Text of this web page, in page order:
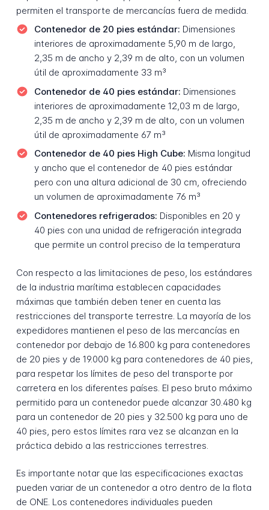
permiten el transporte de mercancías fuera de medida.
Contenedor de 20 pies estándar: Dimensiones
interiores de aproximadamente 5,90 m de largo,
2,35 m de ancho y 2,39 m de alto, con un volumen
útil de aproximadamente 33 m³
Contenedor de 40 pies estándar: Dimensiones
interiores de aproximadamente 12,03 m de largo,
2,35 m de ancho y 2,39 m de alto, con un volumen
útil de aproximadamente 67 m³
Contenedor de 40 pies High Cube: Misma longitud
y ancho que el contenedor de 40 pies estándar
pero con una altura adicional de 30 cm, ofreciendo
un volumen de aproximadamente 76 m³
Contenedores refrigerados: Disponibles en 20 y
40 pies con una unidad de refrigeración integrada
que permite un control preciso de la temperatura
Con respecto a las limitaciones de peso, los estándares
de la industria marítima establecen capacidades
máximas que también deben tener en cuenta las
restricciones del transporte terrestre. La mayoría de los
expedidores mantienen el peso de las mercancías en
contenedor por debajo de 16.800 kg para contenedores
de 20 pies y de 19.000 kg para contenedores de 40 pies,
para respetar los límites de peso del transporte por
carretera en los diferentes países. El peso bruto máximo
permitido para un contenedor puede alcanzar 30.480 kg
para un contenedor de 20 pies y 32.500 kg para uno de
40 pies, pero estos límites rara vez se alcanzan en la
práctica debido a las restricciones terrestres.
Es importante notar que las especificaciones exactas
pueden variar de un contenedor a otro dentro de la flota
de ONE. Los contenedores individuales pueden